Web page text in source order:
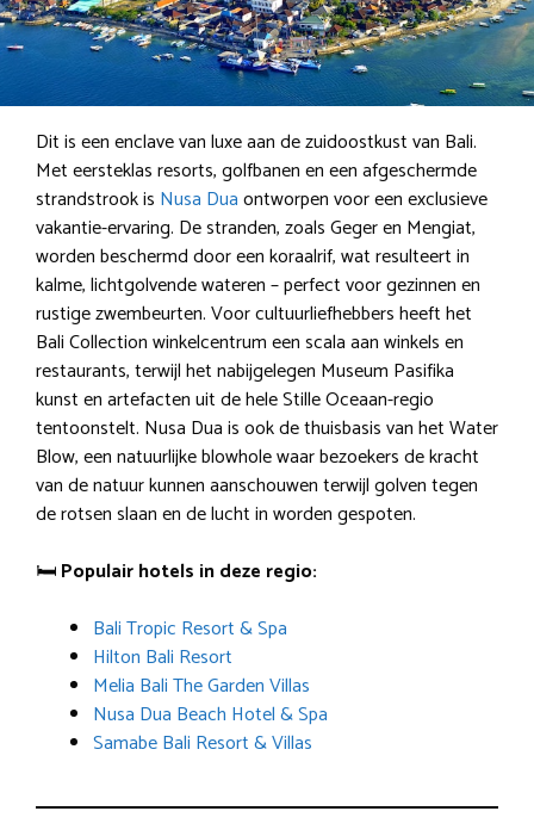
Dit is een enclave van luxe aan de zuidoostkust van Bali.
Met eersteklas resorts, golfbanen en een afgeschermde
strandstrook is Nusa Duaontworpen voor een exclusieve
vakantie-ervaring. De stranden, zoals Geger en Mengiat,
worden beschermd door een koraalrif, wat resulteert in
kalme, lichtgolvende wateren – perfect voor gezinnen en
rustige zwembeurten. Voor cultuurliefhebbers heeft het
Bali Collection winkelcentrum een scala aan winkels en
restaurants, terwijl het nabijgelegen Museum Pasifika
kunst en artefacten uit de hele Stille Oceaan-regio
tentoonstelt. Nusa Dua is ook de thuisbasis van het Water
Blow, een natuurlijke blowhole waar bezoekers de kracht
van de natuur kunnen aanschouwen terwijl golven tegen
de rotsen slaan en de lucht in worden gespoten.
🛏️Populair hotels in deze regio:
Bali Tropic Resort & Spa
Hilton Bali Resort
Melia Bali The Garden Villas
Nusa Dua Beach Hotel & Spa
Samabe Bali Resort & Villas